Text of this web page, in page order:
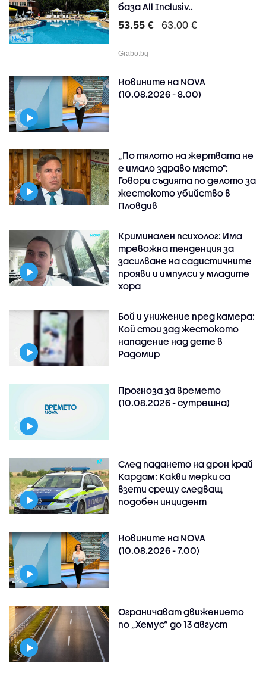
база All Inclusiv..
53.55 € 63.00 €
Grabo.bg
Новините на NOVA
(10.08.2026 - 8.00)
„По тялото на жертвата не
е имало здраво място":
Говори съдията по делото за
жестокото убийство в
Пловдив
Криминален психолог: Има
тревожна тенденция за
засилване на садистичните
прояви и импулси у младите
хора
Бой и унижение пред камера:
Кой стои зад жестокото
нападение над дете в
Радомир
Прогноза за времето
(10.08.2026 - сутрешна)
След падането на дрон край
Кардам: Какви мерки са
взети срещу следващ
подобен инцидент
Новините на NOVA
(10.08.2026 - 7.00)
Ограничават движението
по „Хемус“ до 13 август